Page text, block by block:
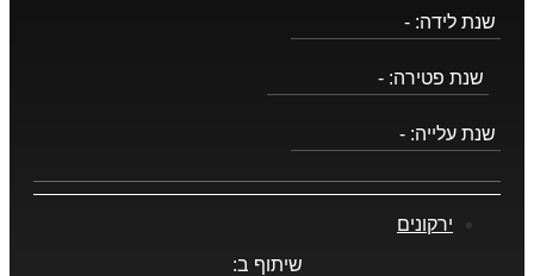
שנת לידה: -
שנת פטירה: -
שנת עלייה: -
ירקונים
שיתוף ב: